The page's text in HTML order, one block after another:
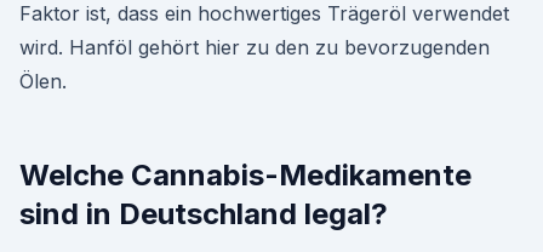
Faktor ist, dass ein hochwertiges Trägeröl verwendet
wird. Hanföl gehört hier zu den zu bevorzugenden
Ölen.
Welche Cannabis-Medikamente
sind in Deutschland legal?